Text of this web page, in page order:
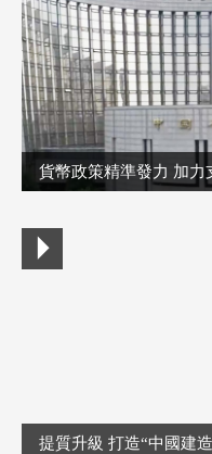
貨幣政策精準發力 加力
提質升級 打造“中國建